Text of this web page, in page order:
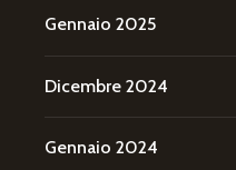
Gennaio 2025
Dicembre 2024
Gennaio 2024